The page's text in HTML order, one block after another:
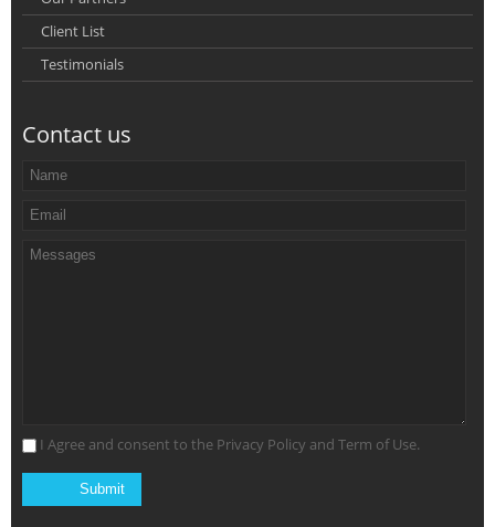
Client List
Testimonials
Contact us
I Agree and consent to the Privacy Policy and Term of Use.